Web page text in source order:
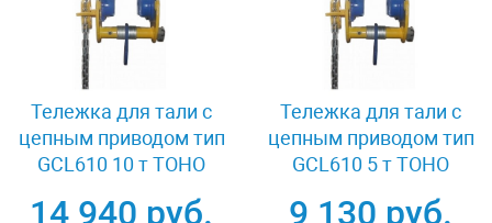
Тележка для тали с
цепным приводом тип
GCL610 10 т TOHO
14 940 руб.
Тележка для тали с
цепным приводом тип
GCL610 5 т TOHO
9 130 руб.